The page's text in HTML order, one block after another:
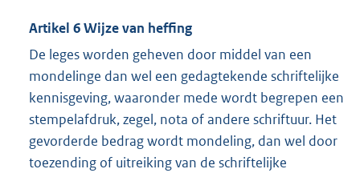
Artikel 6 Wijze van heffing
De leges worden geheven door middel van een
mondelinge dan wel een gedagtekende schriftelijke
kennisgeving, waaronder mede wordt begrepen een
stempelafdruk, zegel, nota of andere schriftuur. Het
gevorderde bedrag wordt mondeling, dan wel door
toezending of uitreiking van de schriftelijke